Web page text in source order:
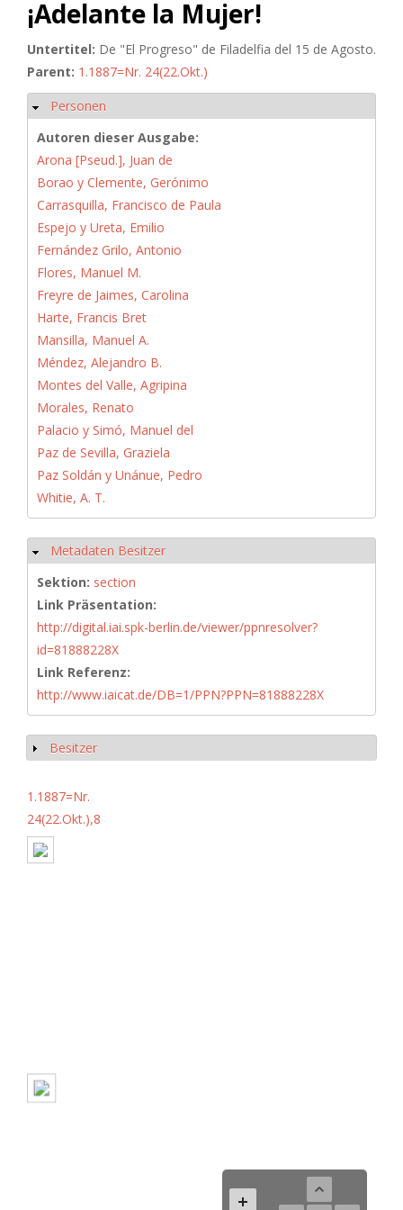
¡Adelante la Mujer!
Untertitel: De "El Progreso" de Filadelfia del 15 de Agosto.
Parent: 1.1887=Nr. 24(22.Okt.)
Ausblenden
Personen
Autoren dieser Ausgabe:
Arona [Pseud.], Juan de
Borao y Clemente, Gerónimo
Carrasquilla, Francisco de Paula
Espejo y Ureta, Emilio
Fernández Grilo, Antonio
Flores, Manuel M.
Freyre de Jaimes, Carolina
Harte, Francis Bret
Mansilla, Manuel A.
Méndez, Alejandro B.
Montes del Valle, Agripina
Morales, Renato
Palacio y Simó, Manuel del
Paz de Sevilla, Graziela
Paz Soldán y Unánue, Pedro
Whitie, A. T.
Ausblenden
Metadaten Besitzer
Sektion: section
Link Präsentation:
http://digital.iai.spk-berlin.de/viewer/ppnresolver?
id=81888228X
Link Referenz:
http://www.iaicat.de/DB=1/PPN?PPN=81888228X
Anzeigen
Besitzer
1.1887=Nr.
24(22.Okt.),8